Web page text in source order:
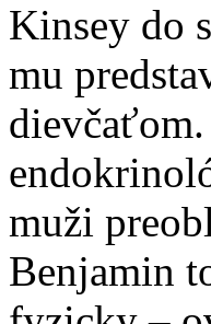
Kinsey do
mu
muži
Benjamin